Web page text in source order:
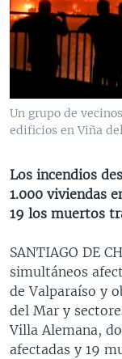
VENEZUELA
BRASIL
NICARAGUA
ECONOMÍA
TECNOLOGÍA
DEPORTES
CIENCIA Y SALUD
MULTIMEDIA
VIDEOS
FOTOGRAFÍA
AUDIOS
PROGRAMAS TV
EL MUNDO AL DÍA
FORO
VISIÓN 360
PANORAMA
RADIO
AVANCE
AUDIONOTICIAS
ESTADOS
EL MUNDO AL
FORO [RADIO]
DEPORTIVO
NOTA ECONÓMICA
DIRECT
DOCUMENTALES DE
Learning English
SÍGANOS
Idiomas
Un grupo de
edificios en Viña
Los incendios
1.000 viviendas
19 los muertos
SANTIAGO DE
simultáneos
de Valparaíso y
del Mar y
Villa Alemana,
afectadas y 19